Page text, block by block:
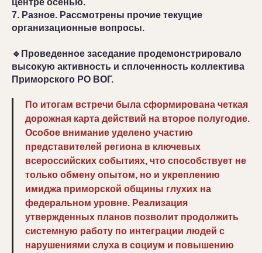
центре осенью.
7. Разное. Рассмотрены прочие текущие
организационные вопросы.
🔹Проведенное заседание продемонстрировало
высокую активность и сплоченность коллектива
Приморского РО ВОГ.
По итогам встречи была сформирована четкая
дорожная карта действий на второе полугодие.
Особое внимание уделено участию
представителей региона в ключевых
всероссийских событиях, что способствует не
только обмену опытом, но и укреплению
имиджа приморской общины глухих на
федеральном уровне. Реализация
утвержденных планов позволит продолжить
системную работу по интеграции людей с
нарушениями слуха в социум и повышению